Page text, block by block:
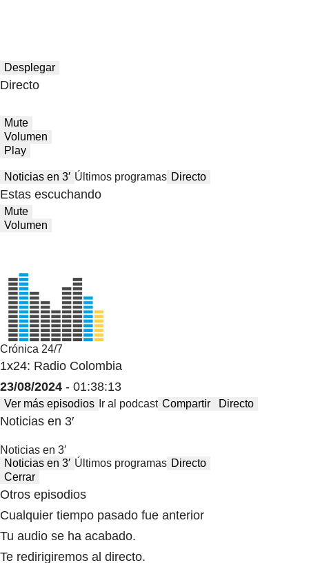
Desplegar
Directo
Mute
Volumen
Play
Noticias en 3′ Últimos programas Directo
Estas escuchando
Mute
Volumen
Crónica 24/7
1x24: Radio Colombia
23/08/2024 - 01:38:13
Ver más episodios Ir al podcast Compartir Directo
Noticias en 3′
Noticias en 3′
Noticias en 3′ Últimos programas Directo
Cerrar
Otros episodios
Cualquier tiempo pasado fue anterior
Tu audio se ha acabado.
Te redirigiremos al directo.